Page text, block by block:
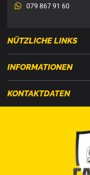
079 867 91 60
NÜTZLICHE LINKS
INFORMATIONEN
KONTAKTDATEN